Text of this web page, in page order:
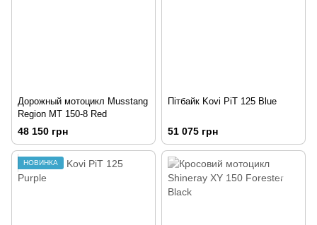
Дорожный мотоцикл Musstang
Region MT 150-8 Red
48 150 грн
Пітбайк Kovi PiT 125 Blue
51 075 грн
НОВИНКА